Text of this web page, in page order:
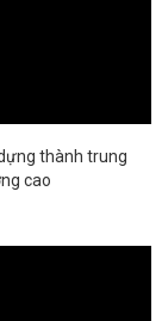
thành trung
cao